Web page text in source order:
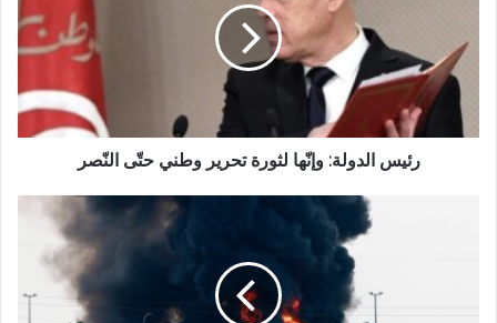
رئيس الدولة: وإنّها لثورة تحرير وطني حتّى النّصر